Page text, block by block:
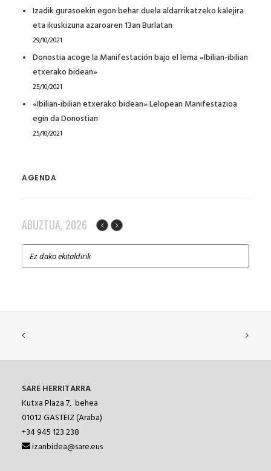
Izadik gurasoekin egon behar duela aldarrikatzeko kalejira
eta ikuskizuna azaroaren 13an Burlatan
29/10/2021
Donostia acoge la Manifestación bajo el lema «Ibilian-ibilian
etxerako bidean»
25/10/2021
«Ibilian-ibilian etxerako bidean» Lelopean Manifestazioa
egin da Donostian
25/10/2021
AGENDA
ABUZTUA, 2026
Ez dako ekitaldirik
SARE HERRITARRA
Kutxa Plaza 7, behea
01012GASTEIZ (Araba)
+34 945 123 238
izanbidea@sare.eus